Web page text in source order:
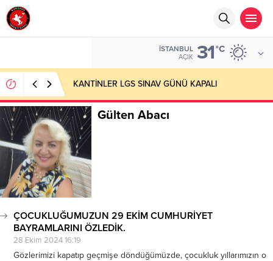
İSTANBUL
AÇIK 31°C
KANTİNLER LGS SINAV GÜNÜ KAPALI
Gülten Abacı
ÇOCUKLUĞUMUZUN 29 EKİM CUMHURİYET
BAYRAMLARINI ÖZLEDİK.
28 Ekim 2024 16:19
Gözlerimizi kapatıp geçmişe döndüğümüzde, çocukluk yıllarımızın o